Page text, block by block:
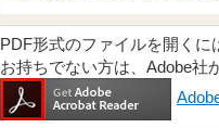
PDF形式のファイルを開くに
お持ちでない方は、Adobe社